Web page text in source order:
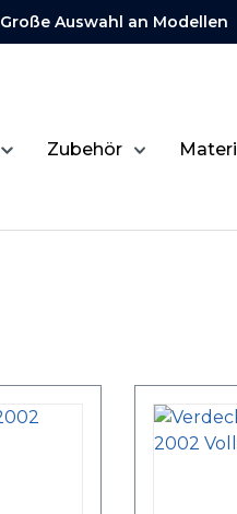
Große Auswahl an Modellen
Zubehör